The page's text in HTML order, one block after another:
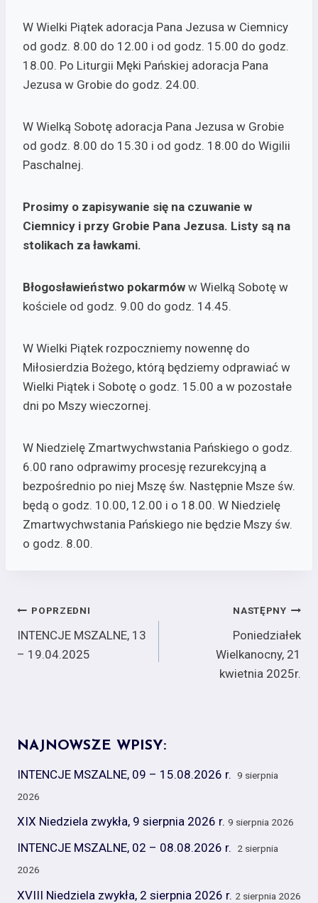
W Wielki Piątek adoracja Pana Jezusa w Ciemnicy
od godz. 8.00 do 12.00 i od godz. 15.00 do godz.
18.00. Po Liturgii Męki Pańskiej adoracja Pana
Jezusa w Grobie do godz. 24.00.
W Wielką Sobotę adoracja Pana Jezusa w Grobie
od godz. 8.00 do 15.30 i od godz. 18.00 do Wigilii
Paschalnej.
Prosimy o zapisywanie się na czuwanie w
Ciemnicy i przy Grobie Pana Jezusa. Listy są na
stolikach za ławkami.
Błogosławieństwo pokarmów w Wielką Sobotę w
kościele od godz. 9.00 do godz. 14.45.
W Wielki Piątek rozpoczniemy nowennę do
Miłosierdzia Bożego, którą będziemy odprawiać w
Wielki Piątek i Sobotę o godz. 15.00 a w pozostałe
dni po Mszy wieczornej.
W Niedzielę Zmartwychwstania Pańskiego o godz.
6.00 rano odprawimy procesję rezurekcyjną a
bezpośrednio po niej Mszę św. Następnie Msze św.
będą o godz. 10.00, 12.00 i o 18.00. W Niedzielę
Zmartwychwstania Pańskiego nie będzie Mszy św.
o godz. 8.00.
Nawigacja
wpisu
POPRZEDNI
INTENCJE MSZALNE, 13
– 19.04.2025
NASTĘPNY
Poniedziałek
Wielkanocny, 21
kwietnia 2025r.
NAJNOWSZE WPISY:
INTENCJE MSZALNE, 09 – 15.08.2026 r.
9 sierpnia
2026
XIX Niedziela zwykła, 9 sierpnia 2026 r. 9 sierpnia 2026
INTENCJE MSZALNE, 02 – 08.08.2026 r.
2 sierpnia
2026
XVIII Niedziela zwykła, 2 sierpnia 2026 r. 2 sierpnia 2026